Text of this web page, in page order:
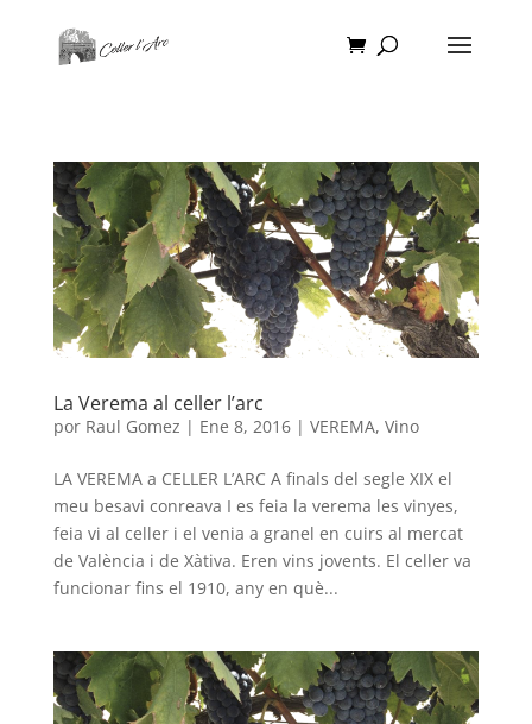
La Verema al celler l’arc
por Raul Gomez | Ene 8, 2016| VEREMA, Vino
LA VEREMA a CELLER L’ARC A finals del segle XIX el
meu besavi conreava I es feia la verema les vinyes,
feia vi al celler i el venia a granel en cuirs al mercat
de València i de Xàtiva. Eren vins jovents. El celler va
funcionar fins el 1910, any en què...